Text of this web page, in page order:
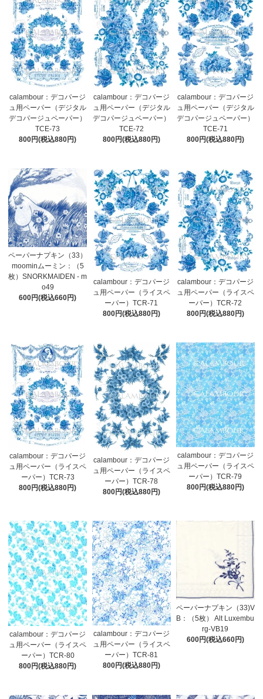
calambour：デコパージ
ュ用ペーパー（デジタル
デコパージュペーパー）
TCE-73
800円(税込880円)
calambour：デコパージ
ュ用ペーパー（デジタル
デコパージュペーパー）
TCE-72
800円(税込880円)
calambour：デコパージ
ュ用ペーパー（デジタル
デコパージュペーパー）
TCE-71
800円(税込880円)
ペーパーナプキン（33）
moominムーミン：（5
枚）SNORKMAIDEN - m
o49
600円(税込660円)
calambour：デコパージ
ュ用ペーパー（ライスペ
ーパー）TCR-71
800円(税込880円)
calambour：デコパージ
ュ用ペーパー（ライスペ
ーパー）TCR-72
800円(税込880円)
calambour：デコパージ
ュ用ペーパー（ライスペ
ーパー）TCR-73
800円(税込880円)
calambour：デコパージ
ュ用ペーパー（ライスペ
ーパー）TCR-78
800円(税込880円)
calambour：デコパージ
ュ用ペーパー（ライスペ
ーパー）TCR-79
800円(税込880円)
calambour：デコパージ
ュ用ペーパー（ライスペ
ーパー）TCR-80
800円(税込880円)
calambour：デコパージ
ュ用ペーパー（ライスペ
ーパー）TCR-81
800円(税込880円)
ペーパーナプキン（33)V
B：（5枚） Alt Luxembu
rg-VB19
600円(税込660円)